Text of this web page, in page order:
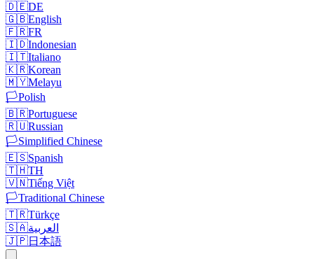
🇩🇪DE
🇬🇧English
🇫🇷FR
🇮🇩Indonesian
🇮🇹Italiano
🇰🇷Korean
🇲🇾Melayu
🏳️Polish
🇧🇷Portuguese
🇷🇺Russian
🏳️Simplified Chinese
🇪🇸Spanish
🇹🇭TH
🇻🇳Tiếng Việt
🏳️Traditional Chinese
🇹🇷Türkçe
🇸🇦العربية
🇯🇵日本語